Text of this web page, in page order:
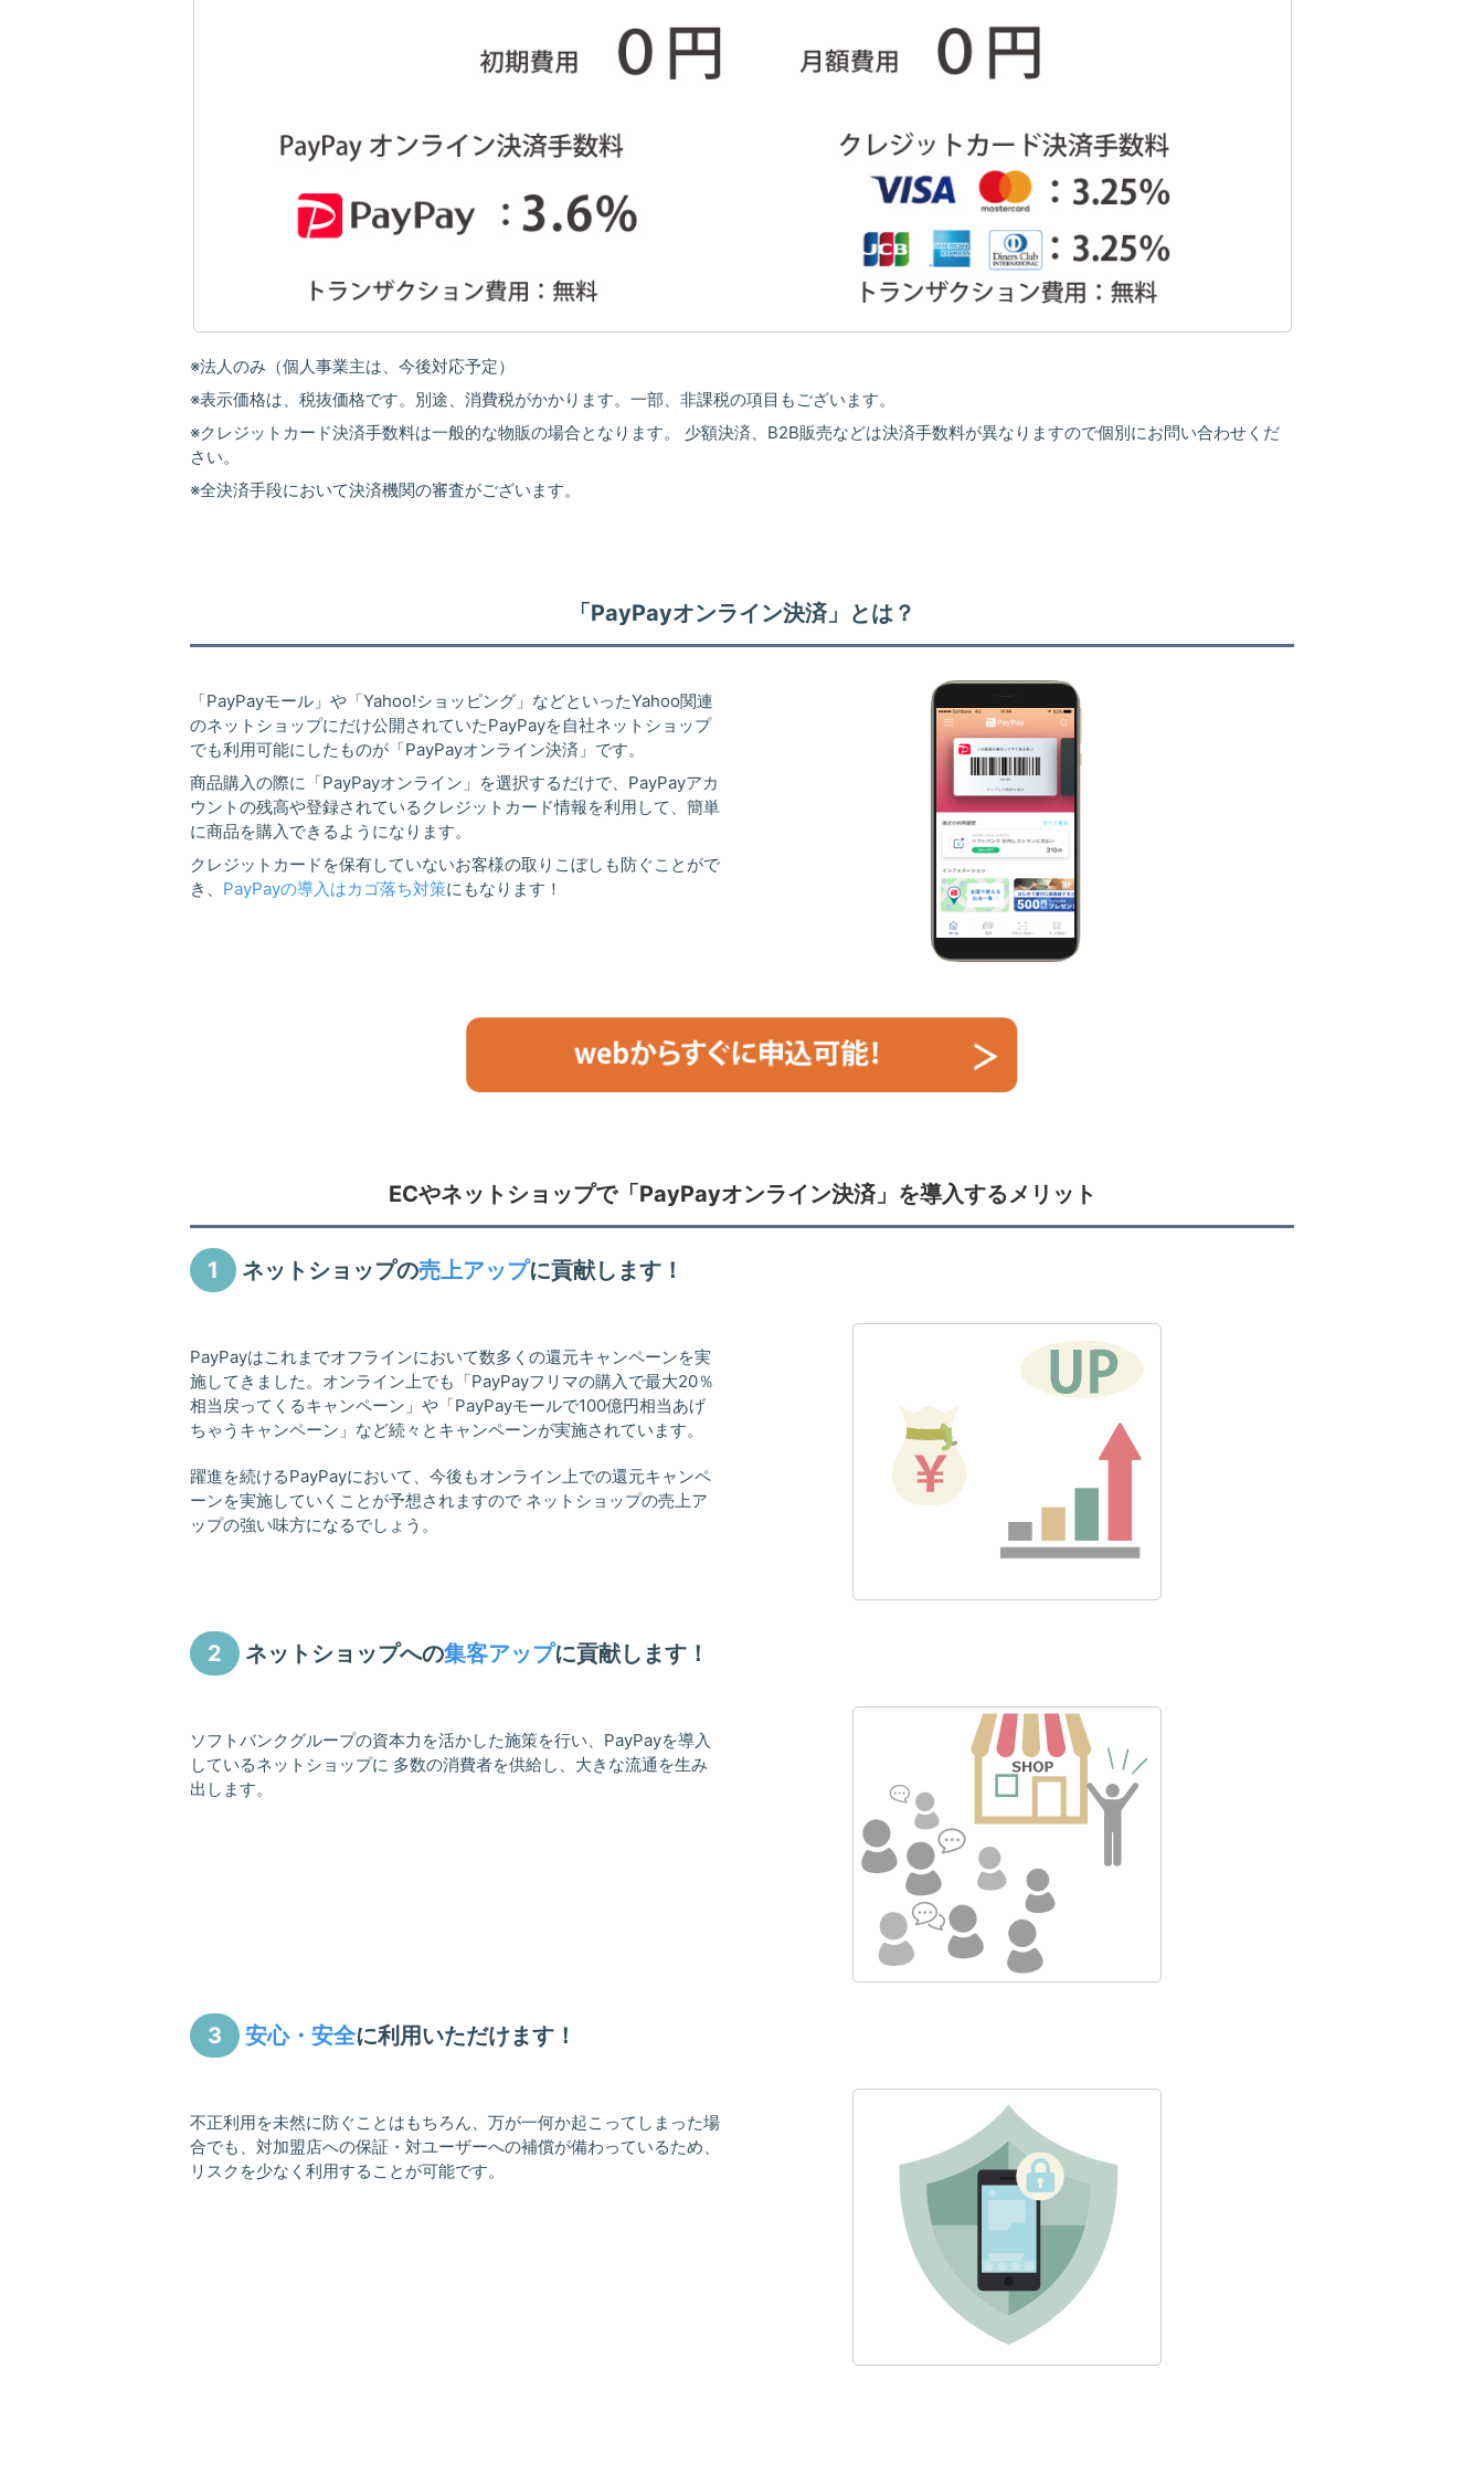
※法人のみ（個人事業主は、今後対応予定）
※表示価格は、税抜価格です。別途、消費税がかかります。一部、非課税の項目もございます。
※クレジットカード決済手数料は一般的な物販の場合となります。 少額決済、B2B販売などは決済手数料が異なりますので個別にお問い合わせくだ
さい。
※全決済手段において決済機関の審査がございます。
「PayPayオンライン決済」とは？
「PayPayモール」や「Yahoo!ショッピング」などといったYahoo関連
のネットショップにだけ公開されていたPayPayを自社ネットショップ
でも利用可能にしたものが「PayPayオンライン決済」です。
商品購入の際に「PayPayオンライン」を選択するだけで、PayPayアカ
ウントの残高や登録されているクレジットカード情報を利用して、簡単
に商品を購入できるようになります。
クレジットカードを保有していないお客様の取りこぼしも防ぐことがで
き、 PayPayの導入はカゴ落ち対策にもなります！
ECやネットショップで「PayPayオンライン決済」を導入するメリット
1 ネットショップの売上アップに貢献します！
PayPayはこれまでオフラインにおいて数多くの還元キャンペーンを実
施してきました。オンライン上でも「PayPayフリマの購入で最大20％
相当戻ってくるキャンペーン」や「PayPayモールで100億円相当あげ
ちゃうキャンペーン」など続々とキャンペーンが実施されています。
躍進を続けるPayPayにおいて、今後もオンライン上での還元キャンペ
ーンを実施していくことが予想されますので ネットショップの売上ア
ップの強い味方になるでしょう。
2 ネットショップへの集客アップに貢献します！
ソフトバンクグループの資本力を活かした施策を行い、PayPayを導入
しているネットショップに 多数の消費者を供給し、大きな流通を生み
出します。
3 安心・安全に利用いただけます！
不正利用を未然に防ぐことはもちろん、万が一何か起こってしまった場
合でも、対加盟店への保証・対ユーザーへの補償が備わっているため、
リスクを少なく利用することが可能です。